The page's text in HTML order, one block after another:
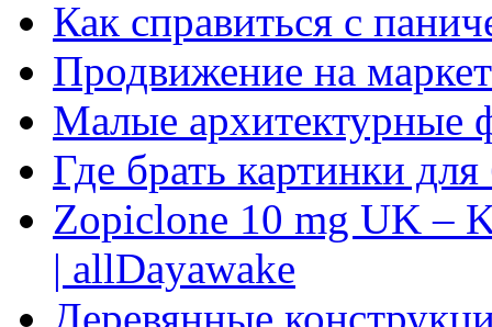
Как справиться с
Продвижение на
Малые архитектурные
Где брать картинки
Zopiclone 10 mg UK –
| allDayawake
Деревянные